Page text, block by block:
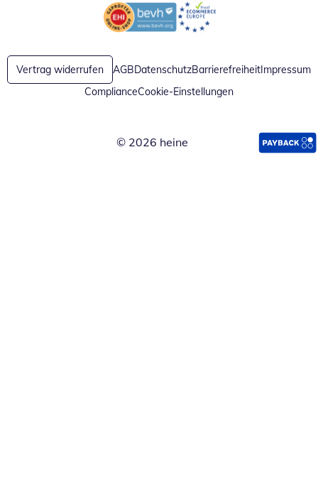
Öffnet in neuem FensterÖffnet in neuem Fenster
Vertrag widerrufen AGBDatenschutzBarrierefreiheitImpressum
ComplianceCookie-Einstellungen
© 2026 heine